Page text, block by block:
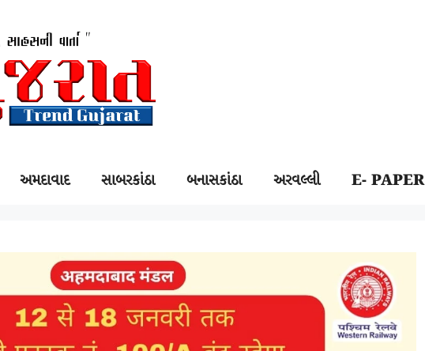
અમદાવાદ સાબરકાંઠા બનાસકાંઠા અરવલ્લી E- PAPER